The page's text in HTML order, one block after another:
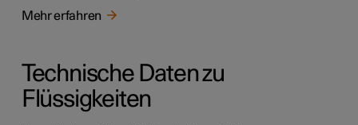
Mehr erfahren
Technische Daten zu
Flüssigkeiten